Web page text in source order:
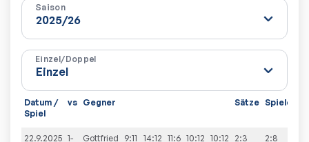
Saison
Einzel/Doppel
Datum /
Spiel
vs Gegner Sätze Spiele
22.9.2025 1-
Gottfried
9:11 14:12 11:6 10:12 10:12 2:3 2:8